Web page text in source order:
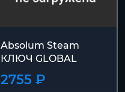
Absolum Steam
КЛЮЧ GLOBAL
2755 ₽